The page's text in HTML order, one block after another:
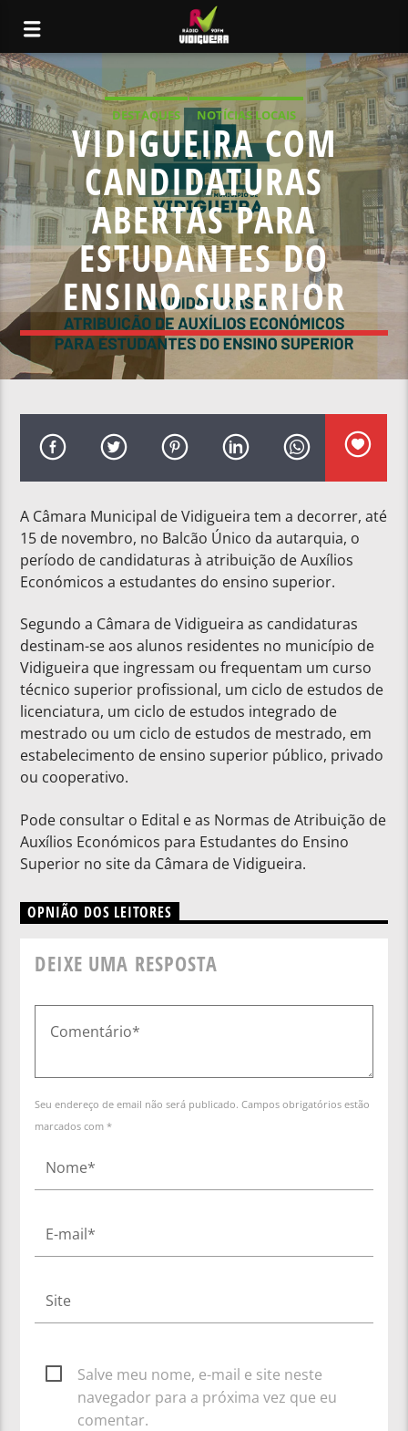
DESTAQUES NOTÍCIAS LOCAIS
VIDIGUEIRA COM
CANDIDATURAS
ABERTAS PARA
ESTUDANTES DO
ENSINO SUPERIOR
A Câmara Municipal de Vidigueira tem a decorrer, até
15 de novembro, no Balcão Único da autarquia, o
período de candidaturas à atribuição de Auxílios
Económicos a estudantes do ensino superior.
Segundo a Câmara de Vidigueira as candidaturas
destinam-se aos alunos residentes no município de
Vidigueira que ingressam ou frequentam um curso
técnico superior profissional, um ciclo de estudos de
licenciatura, um ciclo de estudos integrado de
mestrado ou um ciclo de estudos de mestrado, em
estabelecimento de ensino superior público, privado
ou cooperativo.
Pode consultar o Edital e as Normas de Atribuição de
Auxílios Económicos para Estudantes do Ensino
Superior no site da Câmara de Vidigueira.
OPNIÃO DOS LEITORES
DEIXE UMA RESPOSTA
Seu endereço de email não será publicado. Campos obrigatórios estão
marcados com *
Salve meu nome, e-mail e site neste
navegador para a próxima vez que eu
comentar.